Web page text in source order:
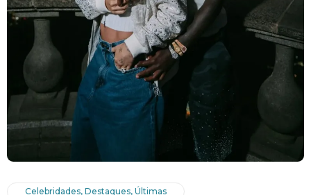
Celebridades, Destaques, Últimas